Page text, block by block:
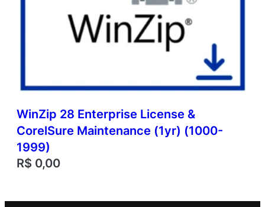
WinZip 28 Enterprise License &
CorelSure Maintenance (1yr) (1000-
1999)
R$ 0,00